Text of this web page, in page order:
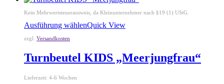
Kein Mehrwertsteuerausweis, da Kleinunternehmer nach §19 (1) UStG.
Ausführung wählenQuick View
zzgl. Versandkosten
Turnbeutel KIDS „Meerjungfrau“
Lieferzeit: 4-6 Wochen